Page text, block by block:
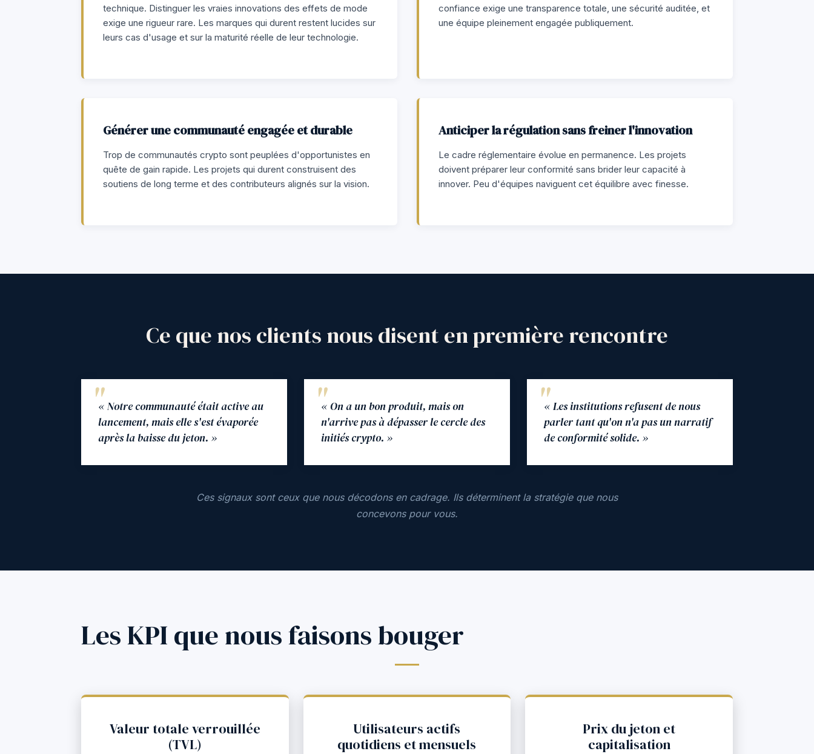
technique. Distinguer les vraies innovations des effets de mode
exige une rigueur rare. Les marques qui durent restent lucides sur
leurs cas d'usage et sur la maturité réelle de leur technologie.
confiance exige une transparence totale, une sécurité auditée, et
une équipe pleinement engagée publiquement.
Générer une communauté engagée et durable
Trop de communautés crypto sont peuplées d'opportunistes en
quête de gain rapide. Les projets qui durent construisent des
soutiens de long terme et des contributeurs alignés sur la vision.
Anticiper la régulation sans freiner l'innovation
Le cadre réglementaire évolue en permanence. Les projets
doivent préparer leur conformité sans brider leur capacité à
innover. Peu d'équipes naviguent cet équilibre avec finesse.
Ce que nos clients nous disent en première rencontre
« Notre communauté était active au
lancement, mais elle s'est évaporée
après la baisse du jeton. »
« On a un bon produit, mais on
n'arrive pas à dépasser le cercle des
initiés crypto. »
« Les institutions refusent de nous
parler tant qu'on n'a pas un narratif
de conformité solide. »
Ces signaux sont ceux que nous décodons en cadrage. Ils déterminent la stratégie que nous
concevons pour vous.
Les KPI que nous faisons bouger
Valeur totale verrouillée
(TVL)
Utilisateurs actifs
quotidiens et mensuels
Prix du jeton et
capitalisation